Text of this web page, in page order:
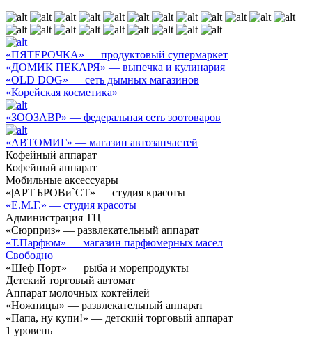
«ПЯТЕРОЧКА» — продуктовый супермаркет
«ДОМИК ПЕКАРЯ» — выпечка и кулинария
«OLD DOG» — сеть дымных магазинов
«Корейская косметика»
«ЗООЗАВР» — федеральная сеть зоотоваров
«АВТОМИГ» — магазин автозапчастей
Кофейный аппарат
Кофейный аппарат
Мобильные аксессуары
«|АРТ|БРОВи`СТ» — студия красоты
«Е.М.Г.» — студия красоты
Администрация ТЦ
«Сюрприз» — развлекательный аппарат
«Т.Парфюм» — магазин парфюмерных масел
Свободно
«Шеф Порт» — рыба и морепродукты
Детский торговый автомат
Аппарат молочных коктейлей
«Ножницы» — развлекательный аппарат
«Папа, ну купи!» — детский торговый аппарат
1 уровень